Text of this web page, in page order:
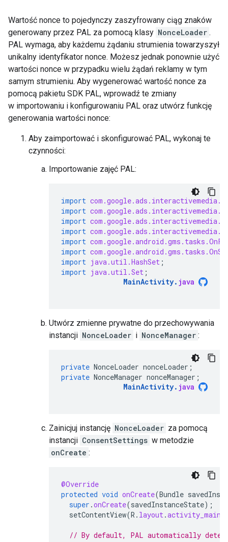
Wartość nonce to pojedynczy zaszyfrowany ciąg znaków
generowany przez PAL za pomocą klasy NonceLoader .
PAL wymaga, aby każdemu żądaniu strumienia towarzyszył
unikalny identyfikator nonce. Możesz jednak ponownie użyć
wartości nonce w przypadku wielu żądań reklamy w tym
samym strumieniu. Aby wygenerować wartość nonce za
pomocą pakietu SDK PAL, wprowadź te zmiany
w importowaniu i konfigurowaniu PAL oraz utwórz funkcję
generowania wartości nonce:
Aby zaimportować i skonfigurować PAL, wykonaj te
czynności:
Importowanie zajęć PAL:
import
import
import
import
import
import
import java.util.HashSet ;
import java.util.Set ;
MainActivity. java
Utwórz zmienne prywatne do przechowywania
instancji NonceLoader i NonceManager :
private NonceLoader nonceLoader ;
private NonceManager nonceManager ;
MainActivity. java
Zainicjuj instancję NonceLoader za pomocą
instancji ConsentSettings w metodzie
onCreate :
@Override
protected void onCreate(Bundle
super .onCreate(savedInstanceState);
setContentView(R . layout.activity_main
// By default, PAL automatically